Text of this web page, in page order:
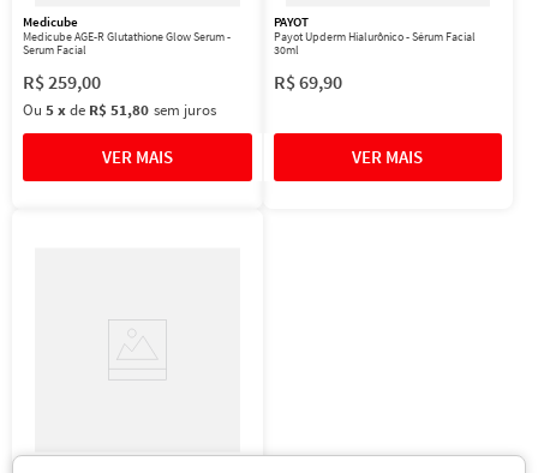
Medicube
Medicube AGE-R Glutathione Glow Serum -
Serum Facial
R$259,00
Ou 5xde R$ 51,80 sem juros
PAYOT
Payot Upderm Hialurônico - Sérum Facial
30ml
R$69,90